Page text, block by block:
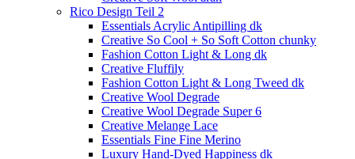
Rico Design Teil 2
Essentials Acrylic Antipilling dk
Creative So Cool + So Soft Cotton chunky
Fashion Cotton Light & Long dk
Creative Fluffily
Fashion Cotton Light & Long Tweed dk
Creative Wool Degrade
Creative Wool Degrade Super 6
Creative Melange Lace
Essentials Fine Fine Merino
Luxury Hand-Dyed Happiness dk